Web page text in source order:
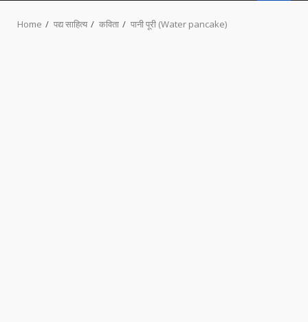
Home पद्य साहित्य कविता पानी पूरी (Water pancake)